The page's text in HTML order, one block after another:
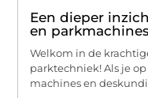
Een dieper
en parkmachines
Welkom in de
parktechniek! Als je
machines en